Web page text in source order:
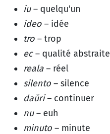
iu– quelqu'un
ideo – idée
tro – trop
ec– qualité abstraite
reala – réel
silento – silence
daŭri– continuer
nu– euh
minuto – minute